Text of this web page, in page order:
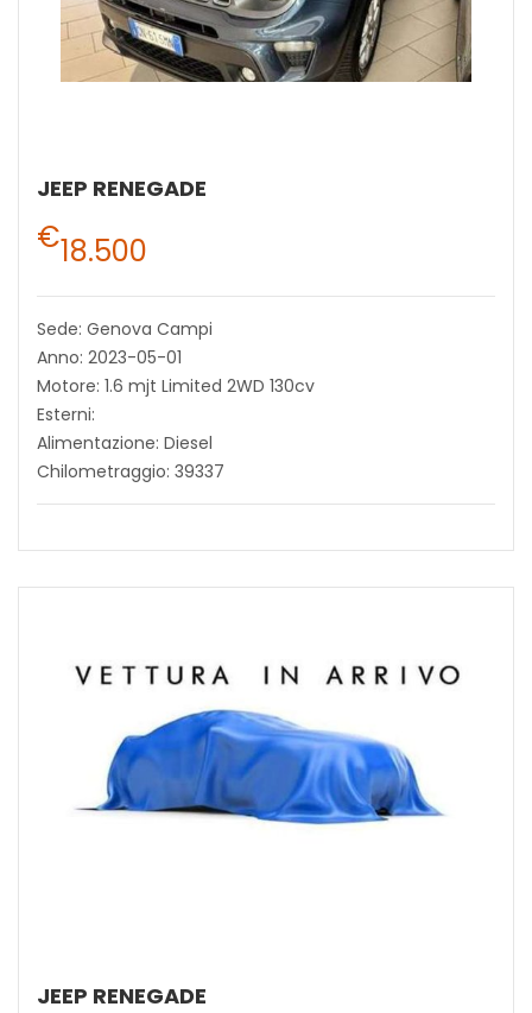
JEEP RENEGADE
€18.500
Sede: Genova Campi
Anno: 2023-05-01
Motore: 1.6 mjt Limited 2WD 130cv
Esterni:
Alimentazione: Diesel
Chilometraggio: 39337
JEEP RENEGADE